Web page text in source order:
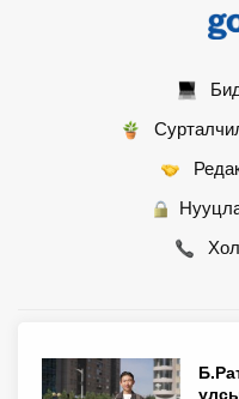
© 2007 - 2026 Монгол